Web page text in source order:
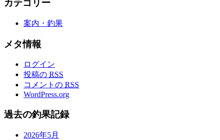
カテゴリー
案内・釣果
メタ情報
ログイン
投稿の RSS
コメントの RSS
WordPress.org
過去の釣果記録
2026年5月